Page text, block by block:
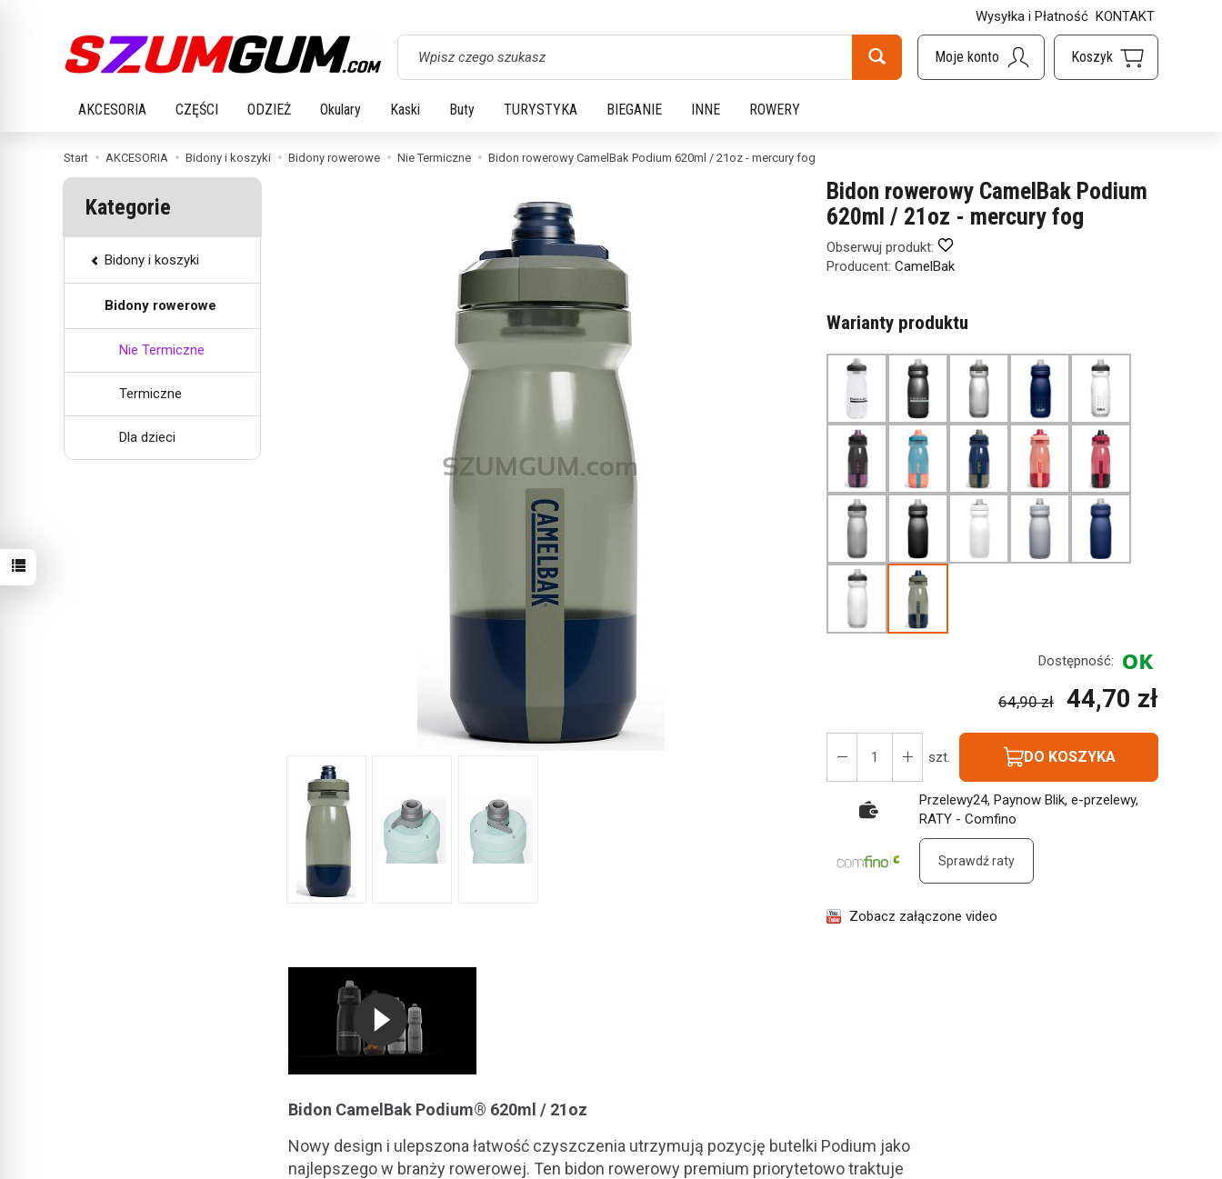
Wysyłka i Płatność KONTAKT
Wyszukaj
AKCESORIA CZĘŚCI ODZIEŻ Okulary Kaski Buty TURYSTYKA BIEGANIE INNE ROWERY
Start AKCESORIA Bidony i koszyki Bidony rowerowe Nie Termiczne Bidon rowerowy CamelBak Podium 620ml / 21oz - mercury fog
Bidon rowerowy CamelBak Podium
620ml / 21oz - mercury fog
Obserwuj produkt:
Producent: CamelBak
Warianty produktu
Dostępność:
64,90 zł 44,70 zł
szt. DO KOSZYKA
Przelewy24, Paynow Blik, e-przelewy,
RATY - Comfino
Sprawdź raty
Zobacz załączone video
Bidon CamelBak Podium® 620ml / 21oz
Nowy design i ulepszona łatwość czyszczenia utrzymują pozycję butelki Podium jako
najlepszego w branży rowerowej. Ten bidon rowerowy premium priorytetowo traktuje
Kategorie
Bidony i koszyki
Bidony rowerowe
Nie Termiczne
Termiczne
Dla dzieci